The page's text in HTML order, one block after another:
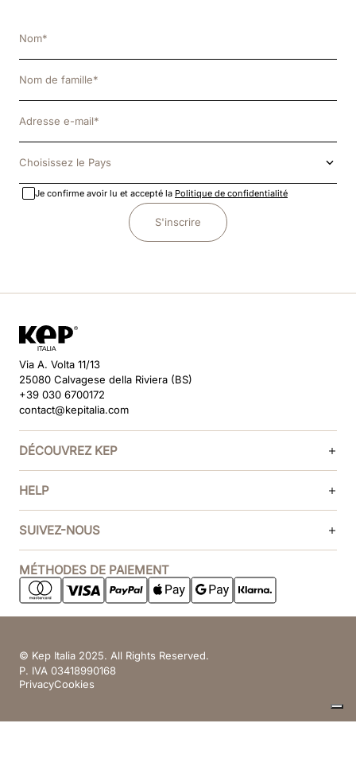
Choisissez le Pays
Je confirme avoir lu et accepté la Politique de confidentialité
S'inscrire
Via A. Volta 11/13
25080 Calvagese della Riviera (BS)
+39 030 6700172
contact@kepitalia.com
DÉCOUVREZ KEP
HELP
SUIVEZ-NOUS
MÉTHODES DE PAIEMENT
© Kep Italia 2025. All Rights Reserved.
P. IVA 03418990168
PrivacyCookies